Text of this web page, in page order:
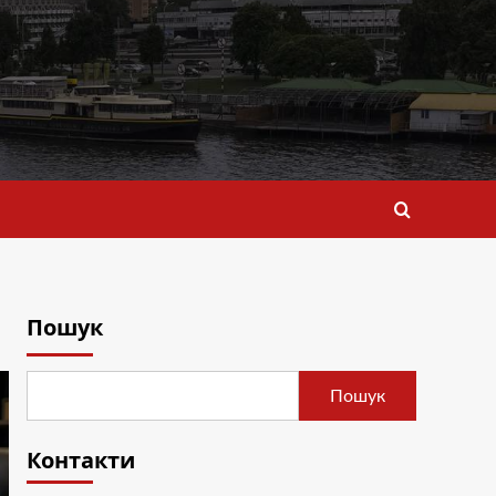
Пошук
Пошук
Контакти